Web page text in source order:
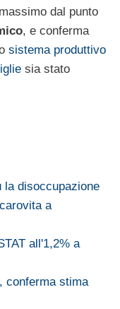
dal punto
, e conferma
sistema produttivo
sia stato
la disoccupazione
a
all'1,2% a
conferma stima